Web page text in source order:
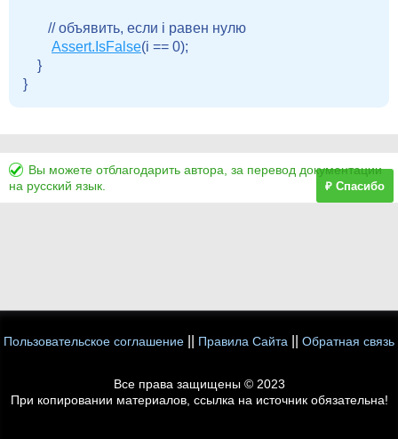
       // объявить, если i равен нулю
Assert.IsFalse(i == 0);
    }
Вы можете отблагодарить автора, за перевод документации
на русский язык.
₽ Спасибо
Пользовательское соглашение Правила Сайта Обратная связь
Все права защищены © 2023
При копировании материалов, ссылка на источник обязательна!